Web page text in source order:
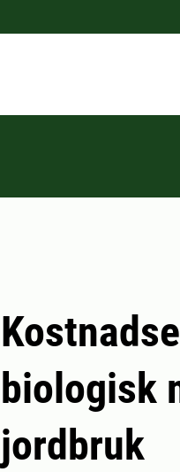
biologisk
jordbruk